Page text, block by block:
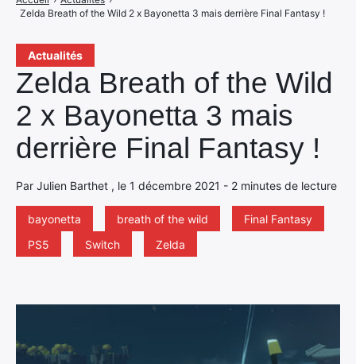
Actualités
Zelda Breath of the Wild
2 x Bayonetta 3 mais
derrière Final Fantasy !
Par Julien Barthet , le 1 décembre 2021 - 2 minutes de lecture
bayonetta breath of the wild
Final Fantasy
PS5
Switch Zelda
Zelda Breath of the Wild 2 x Bayonetta 3 mais derrière Final Fantasy !